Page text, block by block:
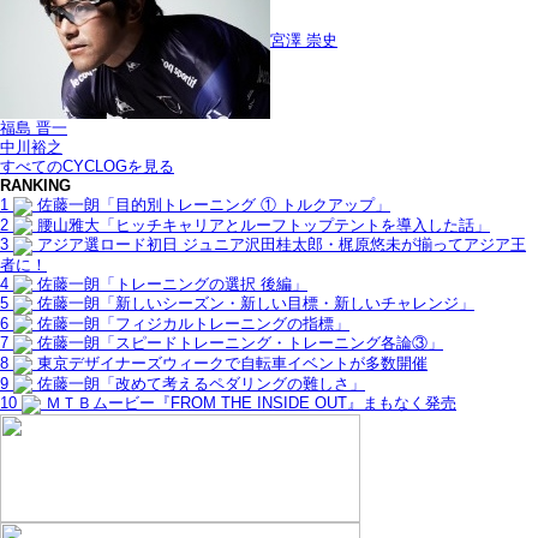
宮澤 崇史
福島 晋一
中川裕之
すべてのCYCLOGを見る
RANKING
1
佐藤一朗「目的別トレーニング ① トルクアップ」
2
腰山雅大「ヒッチキャリアとルーフトップテントを導入した話」
3
アジア選ロード初日 ジュニア沢田桂太郎・梶原悠未が揃ってアジア王
者に！
4
佐藤一朗「トレーニングの選択 後編」
5
佐藤一朗「新しいシーズン・新しい目標・新しいチャレンジ」
6
佐藤一朗「フィジカルトレーニングの指標」
7
佐藤一朗「スピードトレーニング・トレーニング各論③」
8
東京デザイナーズウィークで自転車イベントが多数開催
9
佐藤一朗「改めて考えるペダリングの難しさ」
10
ＭＴＢムービー『FROM THE INSIDE OUT』まもなく発売